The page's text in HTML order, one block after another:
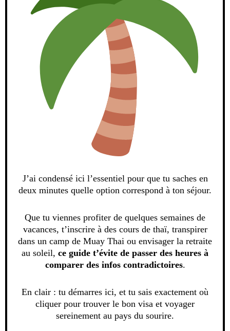
J’ai condensé ici l’essentiel pour que tu saches en
deux minutes quelle option correspond à ton séjour.
Que tu viennes profiter de quelques semaines de
vacances, t’inscrire à des cours de thaï, transpirer
dans un camp de Muay Thai ou envisager la retraite
au soleil, ce guide t’évite de passer des heures à
comparer des infos contradictoires.
En clair : tu démarres ici, et tu sais exactement où
cliquer pour trouver le bon visa et voyager
sereinement au pays du sourire.